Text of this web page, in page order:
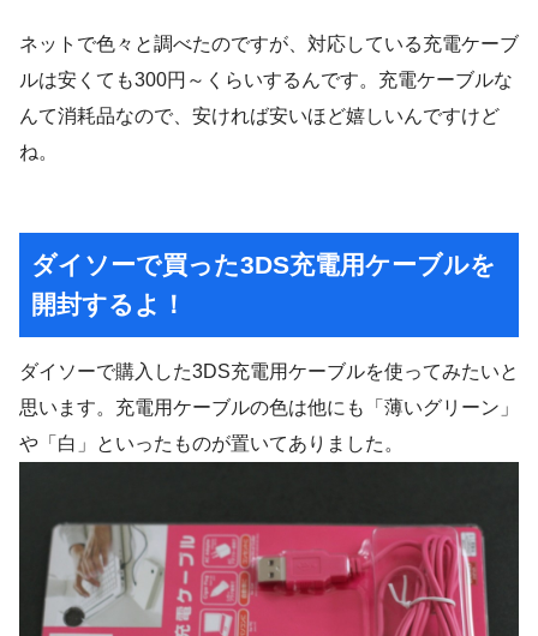
ネットで色々と調べたのですが、対応している充電ケーブ
ルは安くても300円～くらいするんです。充電ケーブルな
んて消耗品なので、安ければ安いほど嬉しいんですけど
ね。
ダイソーで買った3DS充電用ケーブルを
開封するよ！
ダイソーで購入した3DS充電用ケーブルを使ってみたいと
思います。充電用ケーブルの色は他にも「薄いグリーン」
や「白」といったものが置いてありました。